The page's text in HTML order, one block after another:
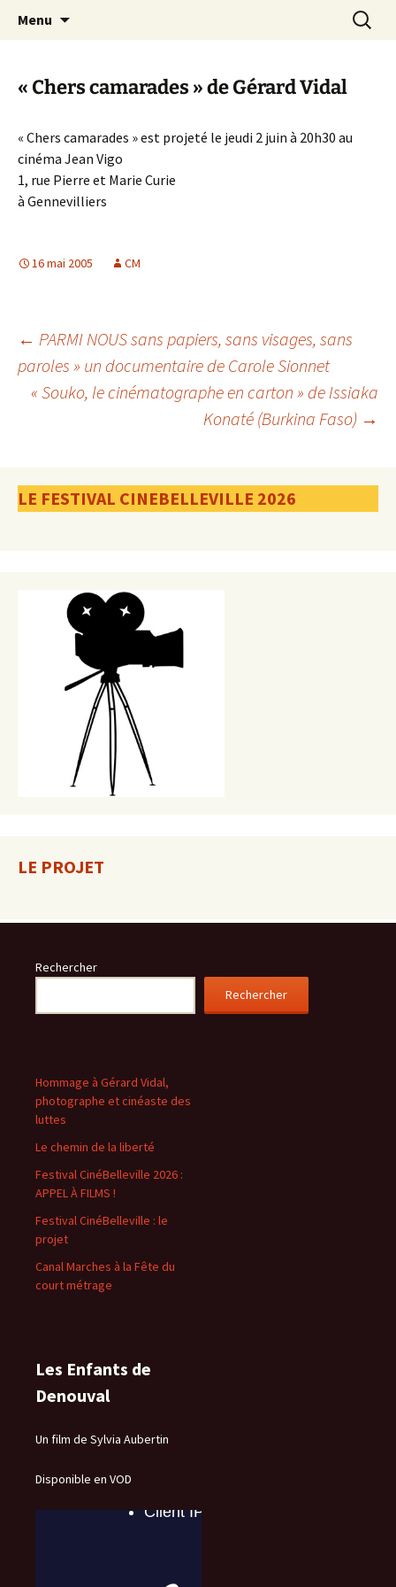
Canal Marches
Menu
« Chers camarades » de Gérard Vidal
« Chers camarades » est projeté le jeudi 2 juin à 20h30 au
cinéma Jean Vigo
1, rue Pierre et Marie Curie
à Gennevilliers
16 mai 2005 CM
Navigation
des
← PARMI NOUS sans papiers, sans visages, sans
paroles » un documentaire de Carole Sionnet
« Souko, le cinématographe en carton » de Issiaka
Konaté (Burkina Faso) →
LE FESTIVAL CINEBELLEVILLE 2026
LE PROJET
Rechercher
Rechercher
Hommage à Gérard Vidal,
photographe et cinéaste des
luttes
Le chemin de la liberté
Festival CinéBelleville 2026 :
APPEL À FILMS !
Festival CinéBelleville : le
projet
Canal Marches à la Fête du
court métrage
Les Enfants de
Denouval
Un film de Sylvia Aubertin
Disponible en VOD